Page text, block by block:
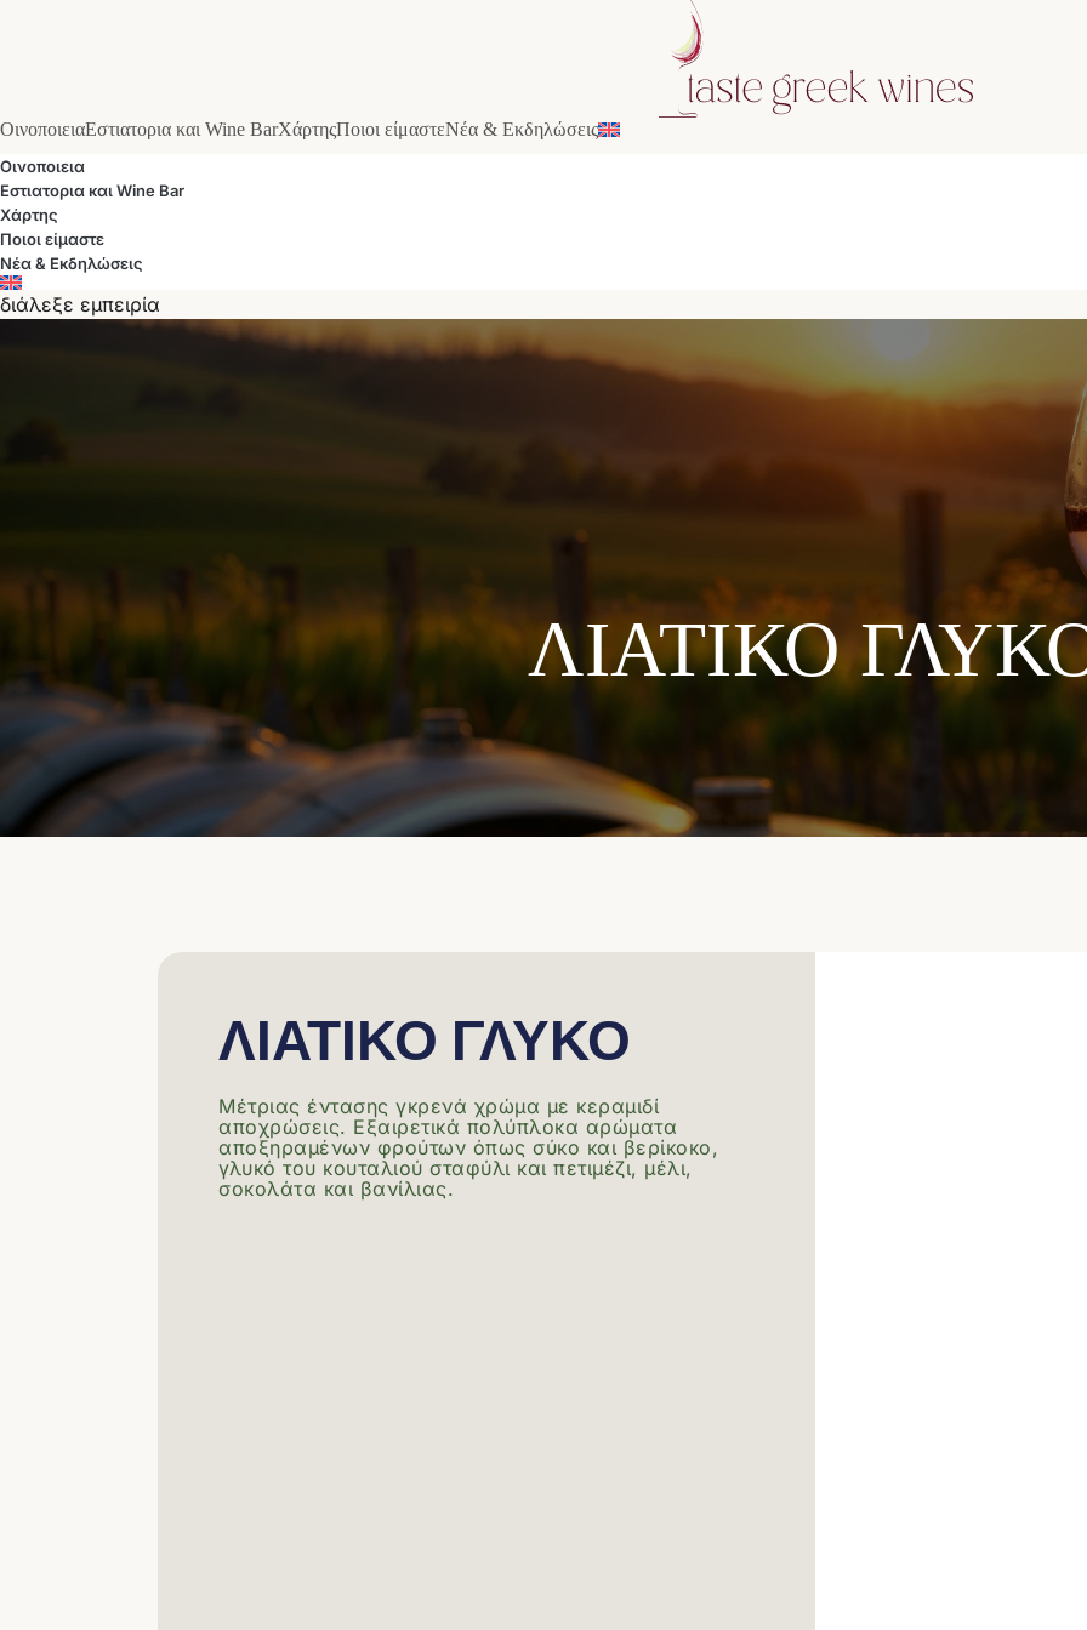
ΟινοποιειαΕστιατορια και Wine BarΧάρτηςΠοιοι είμαστεΝέα & Εκδηλώσεις
Οινοποιεια
Εστιατορια και Wine Bar
Χάρτης
Ποιοι είμαστε
Νέα & Εκδηλώσεις
διάλεξε εμπειρία
ΛΙΑΤΙΚΟ
ΛΙΑΤΙΚΟ ΓΛΥΚΟ
Μέτριας έντασης γκρενά χρώμα με κεραμιδί
αποχρώσεις. Εξαιρετικά πολύπλοκα αρώματα
αποξηραμένων φρούτων όπως σύκο και βερίκοκο,
γλυκό του κουταλιού σταφύλι και πετιμέζι, μέλι,
σοκολάτα και βανίλιας.